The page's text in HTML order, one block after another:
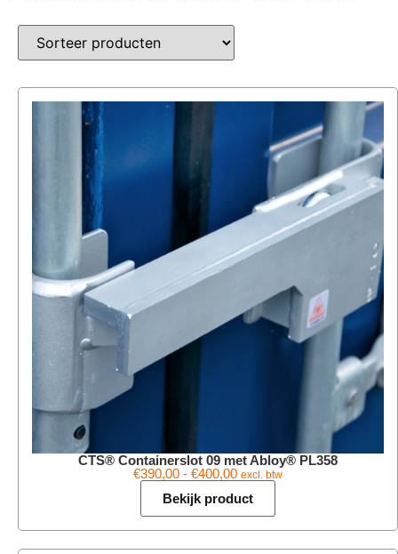
CTS® Containerslot 09 met Abloy® PL358
€390,00 - €400,00 excl. btw
Bekijk product